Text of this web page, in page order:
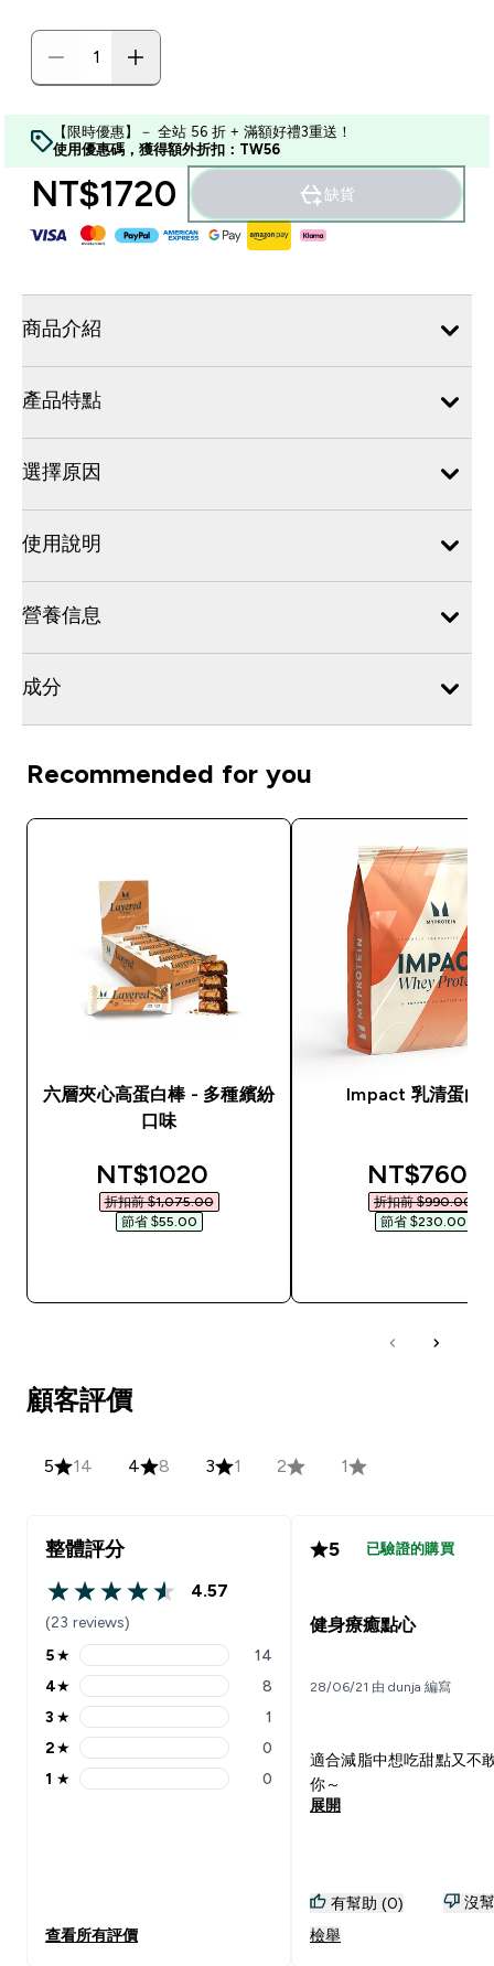
【限時優惠】－ 全站 56 折 + 滿額好禮3重送！
使用優惠碼，獲得額外折扣：TW56
NT$1720‎ 缺貨
商品介紹
產品特點
選擇原因
使用說明
營養信息
成分
Recommended for you
六層夾心高蛋白棒 - 多種繽紛
口味
discounted price
NT$1020‎
折扣前 $1,075.00‎
節省 $55.00‎
Impact 乳清蛋白
NT$760‎
折扣前 $990.00‎
節省 $230.00‎
顧客評價
5 14 4 8 3 1 2 1
整體評分
4.57 out of 5 stars
4.57
(23 reviews)
5 stars rating 14 reviews
5★ 14
4 stars rating 8 reviews
4★ 8
3 stars rating 1 reviews
3 ★ 1
2 stars rating 0 reviews
2★ 0
1 stars rating 0 reviews
1 ★ 0
查看所有評價
5 已驗證的購買
健身療癒點心
28/06/21 由 dunja 編寫
適合減脂中想吃甜點又不
你～
展開
有幫助 (0)
沒
檢舉